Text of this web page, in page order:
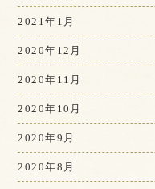
2021年1月
2020年12月
2020年11月
2020年10月
2020年9月
2020年8月